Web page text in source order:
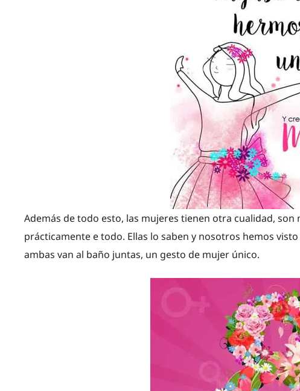
Además de todo esto, las mujeres tienen otra cualidad,
prácticamente e todo. Ellas lo saben y nosotros hemos
ambas van al baño juntas, un gesto de mujer único.